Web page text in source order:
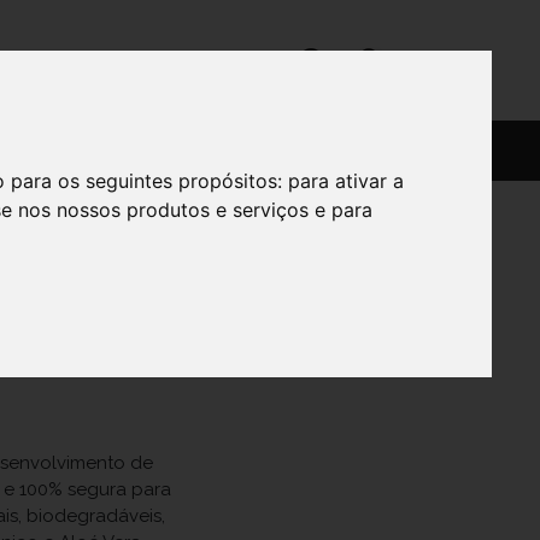
para os seguintes propósitos: para ativar a
nos nossos produtos e serviços e para
algodão bio
de
100% segura para
biodegradáveis,